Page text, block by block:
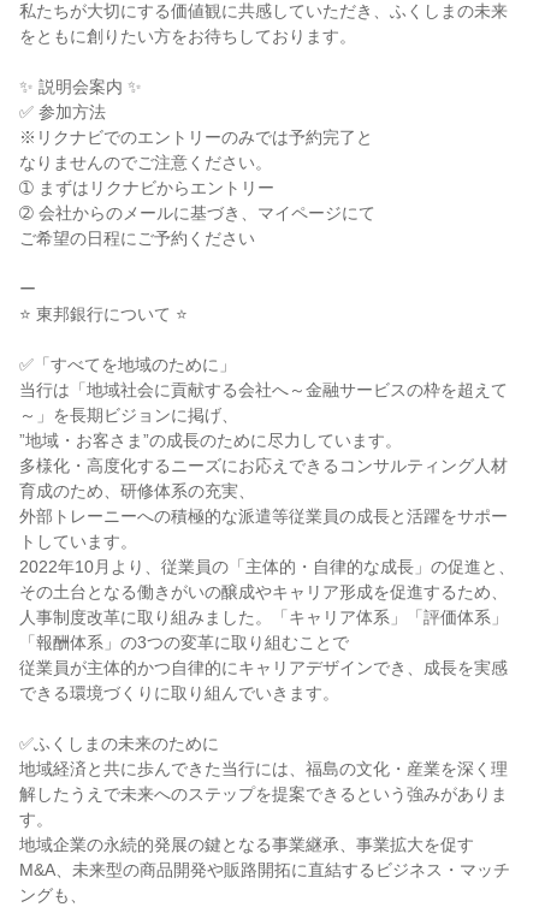
私たちが大切にする価値観に共感していただき、ふくしまの未来
をともに創りたい方をお待ちしております。
✨ 説明会案内 ✨
✅ 参加方法
※リクナビでのエントリーのみでは予約完了と
なりませんのでご注意ください。
➀ まずはリクナビからエントリー
➁ 会社からのメールに基づき、マイページにて
ご希望の日程にご予約ください
ー
⭐ 東邦銀行について ⭐
✅「すべてを地域のために」
当行は「地域社会に貢献する会社へ～金融サービスの枠を超えて
～」を長期ビジョンに掲げ、
”地域・お客さま”の成長のために尽力しています。
多様化・高度化するニーズにお応えできるコンサルティング人材
育成のため、研修体系の充実、
外部トレーニーへの積極的な派遣等従業員の成長と活躍をサポー
トしています。
2022年10月より、従業員の「主体的・自律的な成長」の促進と、
その土台となる働きがいの醸成やキャリア形成を促進するため、
人事制度改革に取り組みました。「キャリア体系」「評価体系」
「報酬体系」の3つの変革に取り組むことで
従業員が主体的かつ自律的にキャリアデザインでき、成長を実感
できる環境づくりに取り組んでいきます。
✅ふくしまの未来のために
地域経済と共に歩んできた当行には、福島の文化・産業を深く理
解したうえで未来へのステップを提案できるという強みがありま
す。
地域企業の永続的発展の鍵となる事業継承、事業拡大を促す
M&A、未来型の商品開発や販路開拓に直結するビジネス・マッチ
ングも、